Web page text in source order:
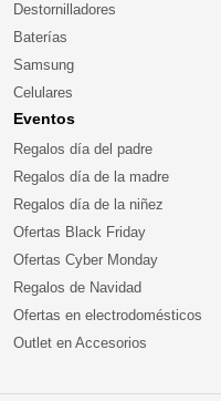
Destornilladores
Baterías
Samsung
Celulares
Eventos
Regalos día del padre
Regalos día de la madre
Regalos día de la niñez
Ofertas Black Friday
Ofertas Cyber Monday
Regalos de Navidad
Ofertas en electrodomésticos
Outlet en Accesorios